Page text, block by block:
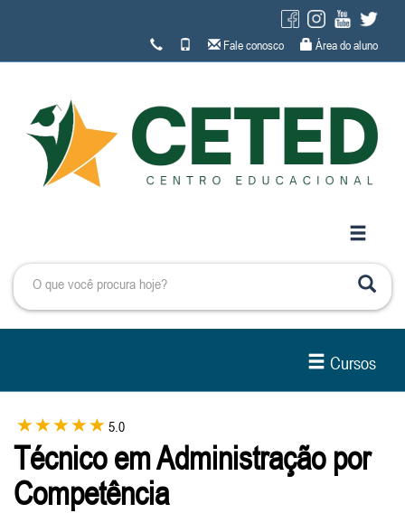
Fale conosco Área do aluno
Cursos
5.0
Técnico em Administração por
Competência